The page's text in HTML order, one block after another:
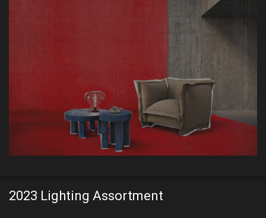
2023 Lighting Assortment